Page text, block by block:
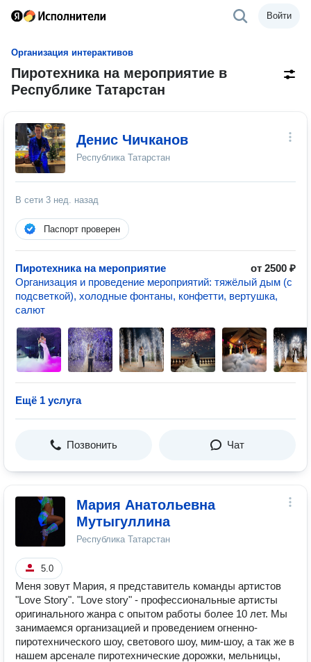
Войти
Организация интерактивов
Пиротехника на мероприятие в
Республике Татарстан
Денис Чичканов
Республика Татарстан
В сети 3 нед. назад
Паспорт проверен
Пиротехника на мероприятие
от 2500 ₽
Организация и проведение мероприятий: тяжёлый дым (с
подсветкой), холодные фонтаны, конфетти, вертушка,
салют
Ещё 1 услуга
Позвонить Чат
Мария Анатольевна
Мутыгуллина
Республика Татарстан
5.0
Меня зовут Мария, я представитель команды артистов
"Love Story". "Love story" - профессиональные артисты
оригинального жанра с опытом работы более 10 лет. Мы
занимаемся организацией и проведением огненно-
пиротехнического шоу, светового шоу, мим-шоу, а так же в
нашем арсенале пиротехнические дорожки, мельницы,